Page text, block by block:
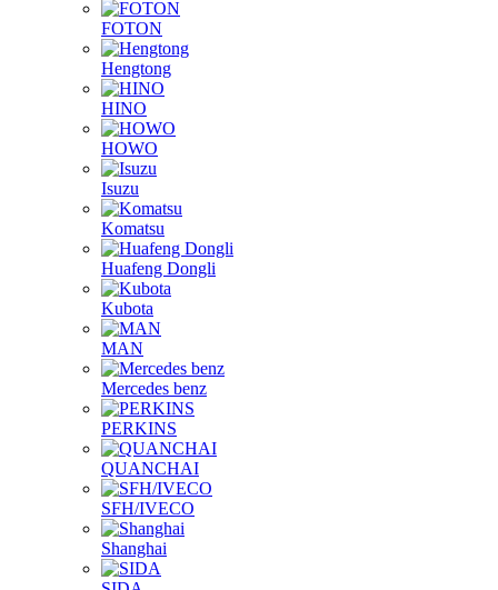
DEUTZ
Dongfeng Cummins
DIESEL
FAW
FOTON
Hengtong
HINO
HOWO
Isuzu
Komatsu
Huafeng Dongli
Kubota
MAN
Mercedes benz
PERKINS